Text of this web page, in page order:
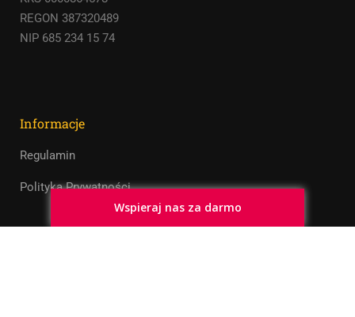
REGON 387320489
NIP 685 234 15 74
Informacje
Regulamin
Polityka Prywatności
Wspieraj nas za darmo